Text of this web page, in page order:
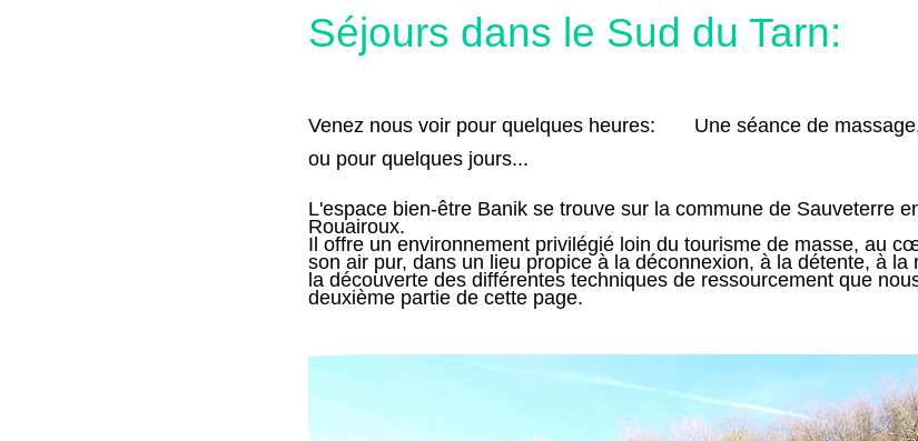
Séjours dans le Sud du Tarn:
Venez nous voir pour quelques heures: Une séance de
ou pour quelques jours...
L'espace bien-être Banik se trouve sur la commune de Sauveterre
Rouairoux.
Il offre un environnement privilégié loin du tourisme de masse, au
son air pur, dans un lieu propice à la déconnexion, à la détente, à
la découverte des différentes techniques de ressourcement que
deuxième partie de cette page.